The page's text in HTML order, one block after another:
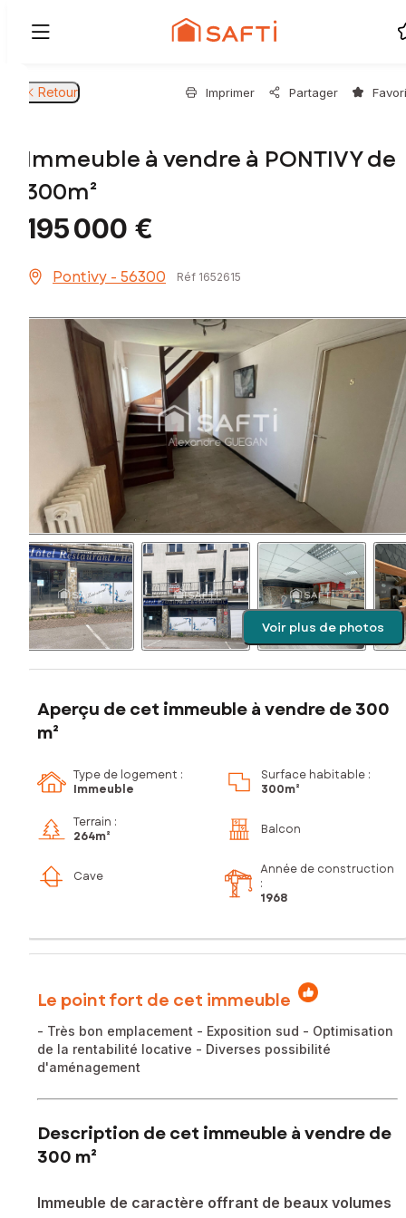
Retour Imprimer Partager
Immeuble à vendre à PONTIVY de
300m²
195 000 €
Pontivy - 56300 Réf 1652615
Voir plus de photos
Aperçu de cet immeuble à vendre de 300
m²
Type de logement :
Immeuble
Surface habitable :
300m²
Terrain :
264m²
Balcon
Cave
Année de construction
:
1968
Le point fort de cet immeuble
- Très bon emplacement - Exposition sud - Optimisation
de la rentabilité locative - Diverses possibilité
d'aménagement
Description de cet immeuble à vendre de
300 m²
Immeuble de caractère offrant de beaux volumes